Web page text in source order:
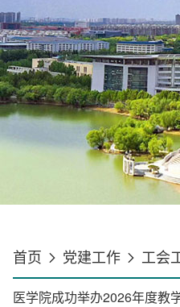
首页 党建工作 工会
医学院成功举办2026年度教